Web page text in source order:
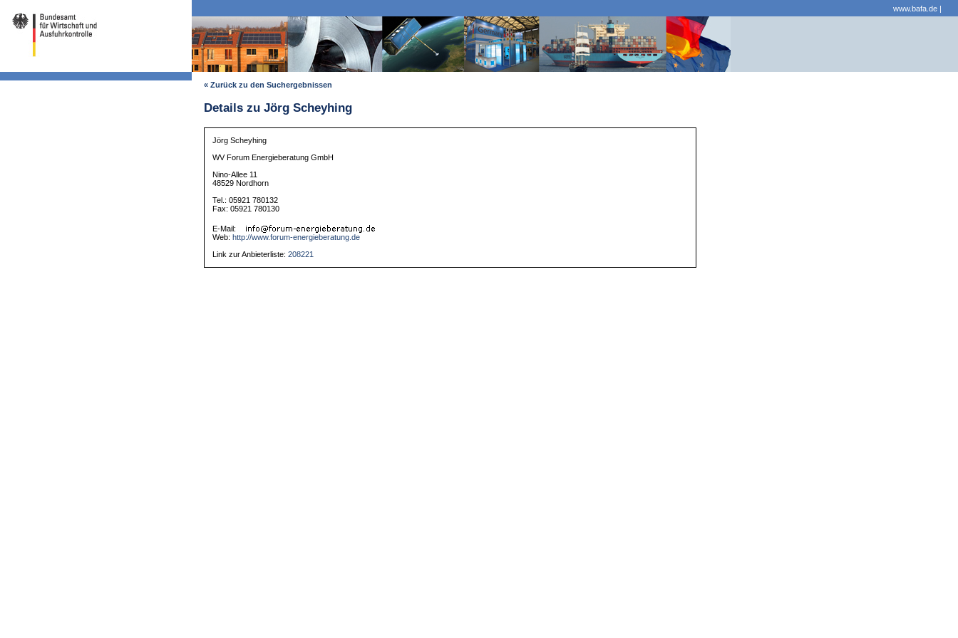
www.bafa.de |
« Zurück zu den Suchergebnissen
Details zu Jörg Scheyhing
Jörg Scheyhing
WV Forum Energieberatung GmbH
Nino-Allee 11
48529 Nordhorn
Tel.: 05921 780132
Fax: 05921 780130
E-Mail:
Web: http://www.forum-energieberatung.de
Link zur Anbieterliste:208221